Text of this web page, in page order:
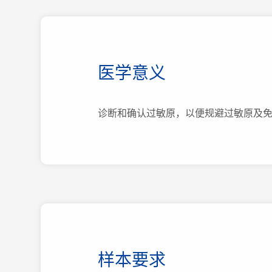
医学意义
诊断和确认过敏原，以便规避过敏原及免
样本要求